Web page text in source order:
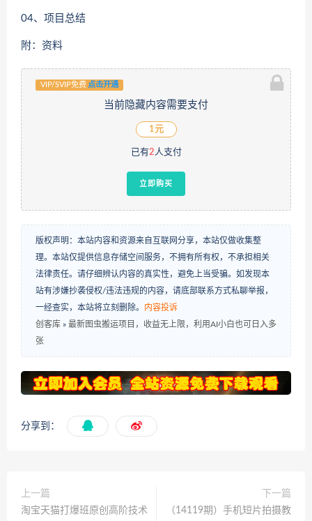
04、项目总结
附：资料
VIP/SVIP免费 点击开通
当前隐藏内容需要支付
1元
已有2人支付
立即购买
版权声明：本站内容和资源来自互联网分享，本站仅做收集整
理。本站仅提供信息存储空间服务，不拥有所有权，不承担相关
法律责任。请仔细辨认内容的真实性，避免上当受骗。如发现本
站有涉嫌抄袭侵权/违法违规的内容，请底部联系方式私聊举报，
一经查实，本站将立刻删除。 内容投诉
创客库 » 最新图虫搬运项目，收益无上限，利用AI小白也可日入多
张
分享到：
上一篇
淘宝天猫打爆班原创高阶技术
下一篇
（14119期）手机短片拍摄教